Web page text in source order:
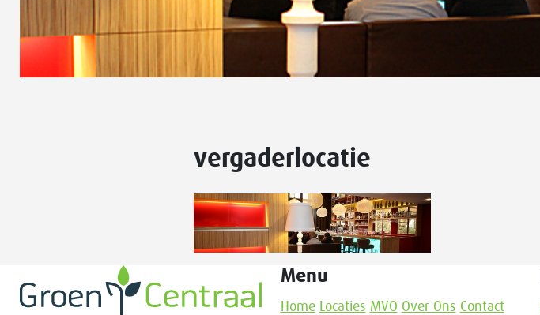
vergaderlocatie
Menu
Home Locaties MVO Over Ons Contact